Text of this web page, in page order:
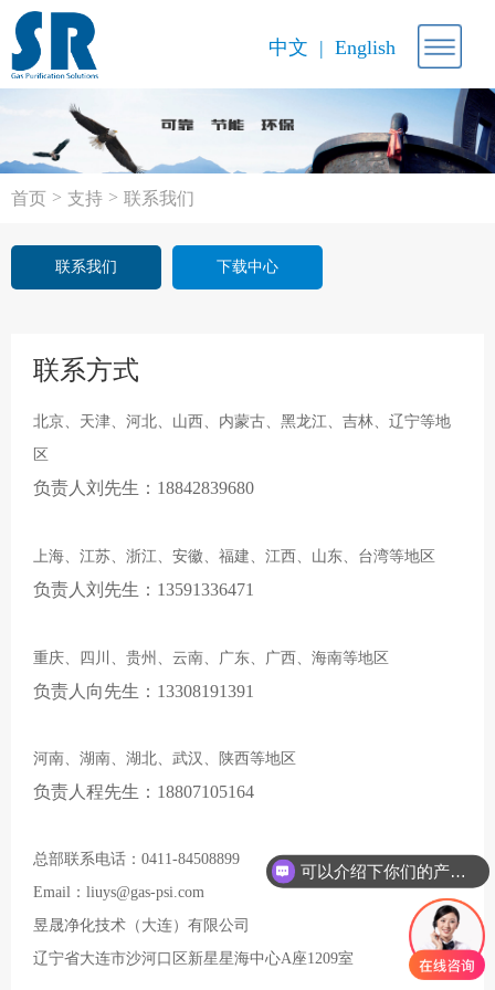
中文 English
首页 > 支持 > 联系我们
联系我们 下载中心
联系方式
北京、天津、河北、山西、内蒙古、黑龙江、吉林、辽宁等地
区
负责人刘先生 ：18842839680
上海、江苏、浙江、安徽、福建、江西、山东、台湾等地区
负责人 刘先生 ：13591336471
重庆、四川、贵州、云南、广东、广西、海南等地区
负责人 向先生：13308191391
河南、湖南、湖北、武汉、陕西等地区
负责人程先生：18807105164
总部联系电话：0411-84508899
Email：liuys@gas-psi.com
昱晟净化技术（大连）有限公司
辽宁省大连市沙河口区新星星海中心A座1209室
可以介绍下你们的产品么
你们是怎么收费的呢